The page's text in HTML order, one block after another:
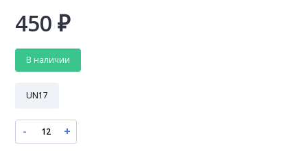
450 ₽
В наличии
UN17
- +